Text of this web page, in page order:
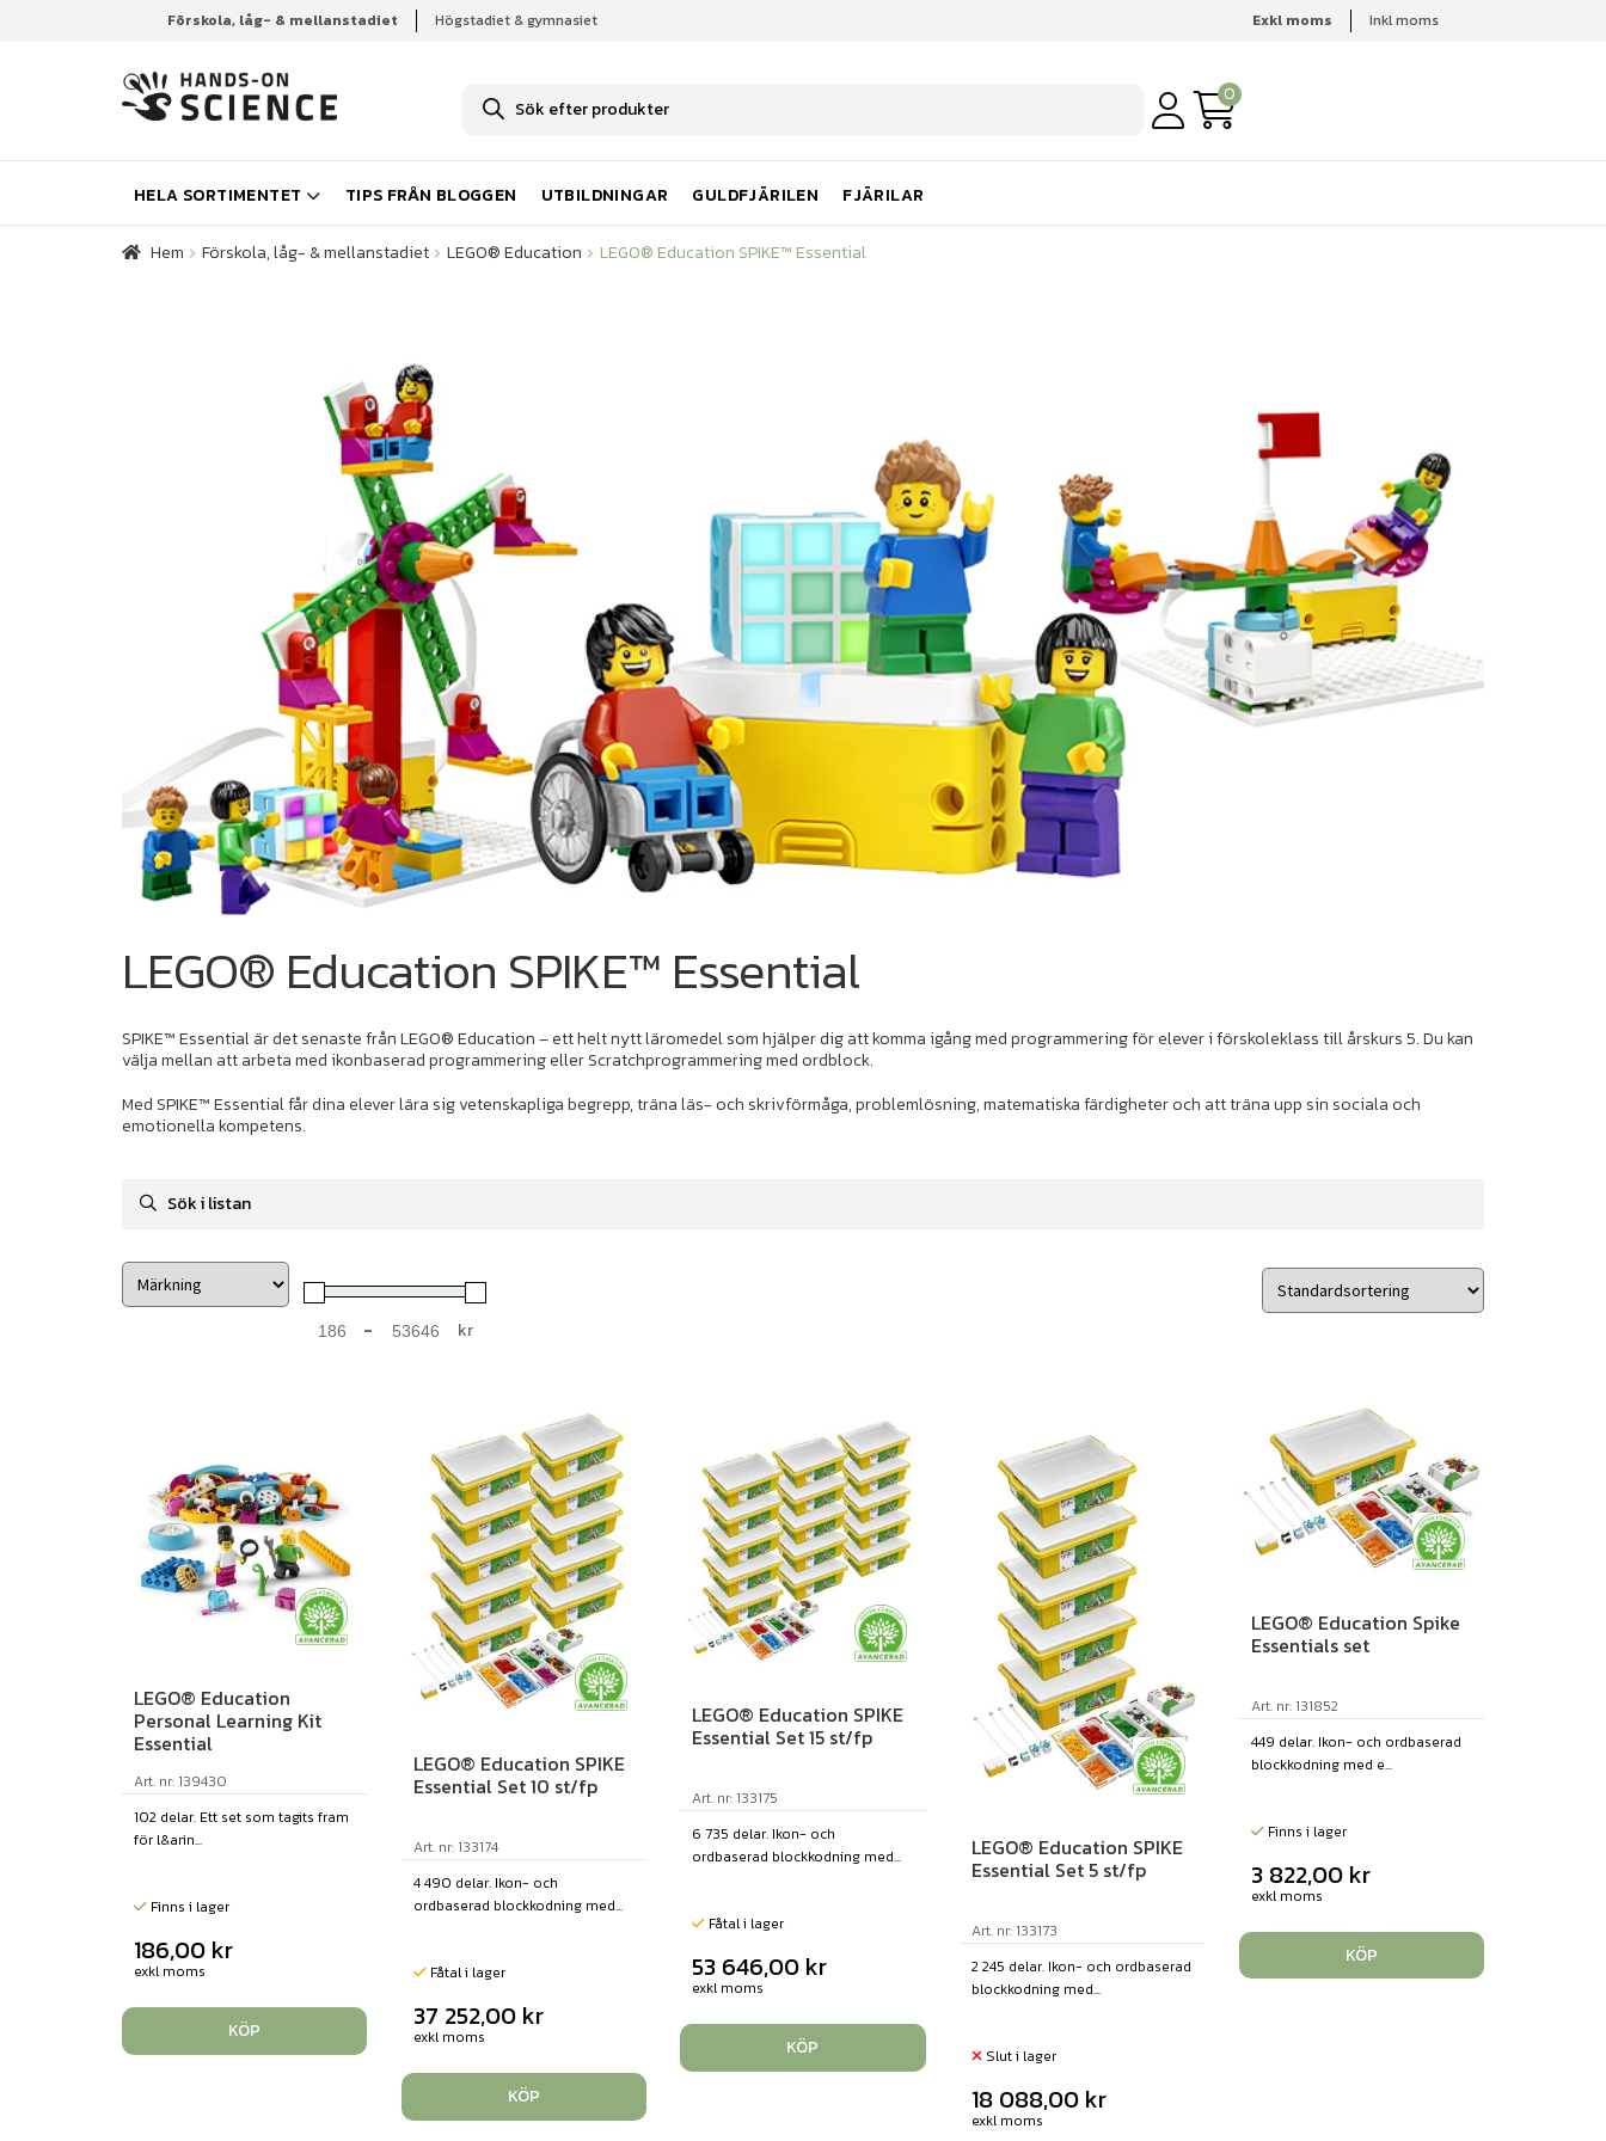
Förskola, låg- & mellanstadiet Högstadiet & gymnasiet Exkl moms Inkl moms
u
k
t
s
ö
k
0
HELA SORTIMENTET TIPS FRÅN BLOGGEN UTBILDNINGAR GULDFJÄRILEN FJÄRILAR
Hem Förskola, låg- & mellanstadiet LEGO® Education
Hem Förskola, låg- & mellanstadiet LEGO® Education LEGO® Education SPIKE™ Essential
LEGO® Education SPIKE™ Essential
SPIKE™ Essential är det senaste från LEGO® Education – ett helt nytt läromedel som hjälper dig att komma igång med programmering för elever i förskoleklass till årskurs 5. Du kan
välja mellan att arbeta med ikonbaserad programmering eller Scratchprogrammering med ordblock.
Med SPIKE™ Essential får dina elever lära sig vetenskapliga begrepp, träna läs- och skrivförmåga, problemlösning, matematiska färdigheter och att träna upp sin sociala och
emotionella kompetens.
Minimum Price
- Maximum Price
kr
LEGO® Education
Personal Learning Kit
Essential
Art. nr: 139430
102 delar. Ett set som tagits fram
för l&arin...
Finns i lager
186,00 kr
exkl moms
KÖP
LEGO® Education SPIKE
Essential Set 10 st/fp
Art. nr: 133174
4 490 delar. Ikon- och
ordbaserad blockkodning med...
Fåtal i lager
37 252,00 kr
exkl moms
KÖP
LEGO® Education SPIKE
Essential Set 15 st/fp
Art. nr: 133175
6 735 delar. Ikon- och
ordbaserad blockkodning med...
Fåtal i lager
53 646,00 kr
exkl moms
KÖP
LEGO® Education SPIKE
Essential Set 5 st/fp
Art. nr: 133173
2 245 delar. Ikon- och ordbaserad
blockkodning med...
Slut i lager
18 088,00 kr
exkl moms
LEGO® Education Spike
Essentials set
Art. nr: 131852
449 delar. Ikon- och ordbaserad
blockkodning med e...
Finns i lager
3 822,00 kr
exkl moms
KÖP